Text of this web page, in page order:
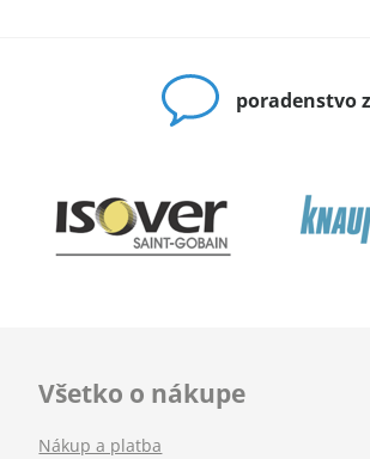
poradenstvo
Všetko o nákupe
Nákup a platba